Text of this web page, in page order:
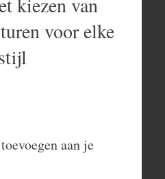
voor elke
aan je